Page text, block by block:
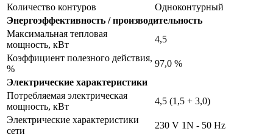
Количество контуров
Одноконтурный
Энергоэффективность / производительность
Максимальная тепловая
мощность, кВт
4,5
Коэффициент полезного действия,
%
97,0 %
Электрические характеристики
Потребляемая электрическая
мощность, кВт
4,5 (1,5 + 3,0)
Электрические характеристики
сети
230 V 1N - 50 Hz